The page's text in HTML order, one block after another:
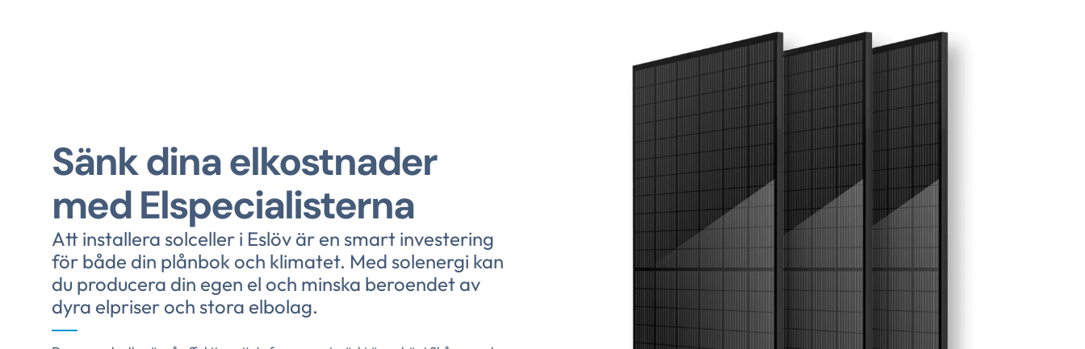
Sänk dina elkostnader
med Elspecialisterna
Att installera solceller i Eslöv är en smart investering
för både din plånbok och klimatet. Med solenergi kan
du producera din egen el och minska beroendet av
dyra elpriser och stora elbolag.